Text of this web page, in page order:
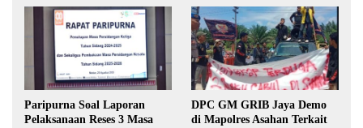
Paripurna Soal Laporan
Pelaksanaan Reses 3 Masa
DPC GM GRIB Jaya Demo
di Mapolres Asahan Terkait